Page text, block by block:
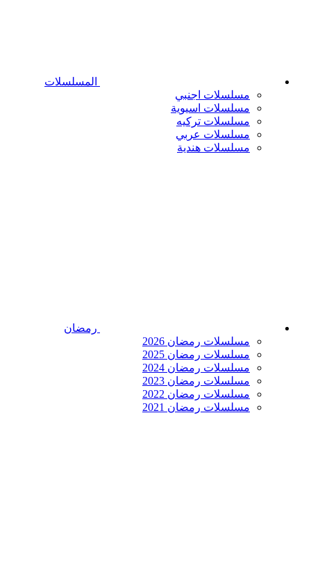
المسلسلات
مسلسلات اجنبي
مسلسلات اسيوية
مسلسلات تركيه
مسلسلات عربي
مسلسلات هندية
رمضان
مسلسلات رمضان 2026
مسلسلات رمضان 2025
مسلسلات رمضان 2024
مسلسلات رمضان 2023
مسلسلات رمضان 2022
مسلسلات رمضان 2021